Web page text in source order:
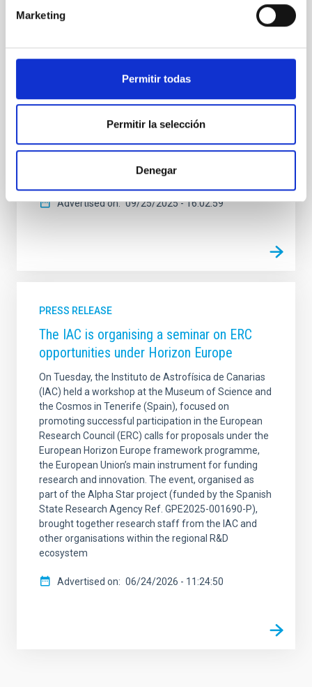
Marketing
Permitir todas
Permitir la selección
Denegar
The Instituto de Astrofísica de Canarias (IAC) has
Observatory (TIO) . During his stay at the IAC
center’s director, Valentín Martínez Pillet, and by the
deputy director, Eva Villaver Sobrino, along with other
was able to learn firsthand about the institution’s
scientific and technological capabilities and gave a
Advertised on 09/25/2025 - 16:02:59
PRESS RELEASE
The IAC is organising a seminar on ERC
opportunities under Horizon Europe
On Tuesday, the Instituto de Astrofísica de Canarias
(IAC) held a workshop at the Museum of Science and
the Cosmos in Tenerife (Spain), focused on
promoting successful participation in the European
Research Council (ERC) calls for proposals under the
European Horizon Europe framework programme,
the European Union’s main instrument for funding
research and innovation. The event, organised as
part of the Alpha Star project (funded by the Spanish
State Research Agency Ref. GPE2025-001690-P),
brought together research staff from the IAC and
other organisations within the regional R&D
ecosystem
Advertised on 06/24/2026 - 11:24:50